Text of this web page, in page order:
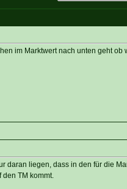
im Marktwert nach unten geht ob
daran liegen, dass in den für die
TM kommt.